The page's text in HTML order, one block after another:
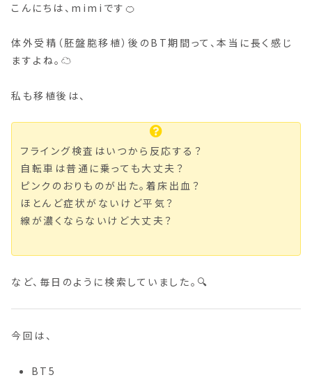
こんにちは、mimiです🍊
体外受精（胚盤胞移植）後のBT期間って、本当に長く感じ
ますよね。☁️
私も移植後は、
フライング検査はいつから反応する？
自転車は普通に乗っても大丈夫？
ピンクのおりものが出た。着床出血？
ほとんど症状がないけど平気？
線が濃くならないけど大丈夫？
など、毎日のように検索していました。🔍
今回は、
BT5